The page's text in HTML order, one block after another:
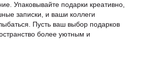
Упаковывайте подарки креативно,
записки, и ваши коллеги
Пусть ваш выбор подарков
более уютным и